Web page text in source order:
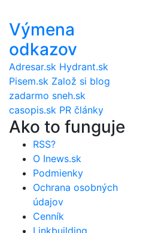
Výmena
odkazov
Adresar.sk Hydrant.sk
Pisem.sk Založ si blog
zadarmo sneh.sk
casopis.sk PR články
Ako to funguje
RSS?
O Inews.sk
Podmienky
Ochrana osobných
údajov
Cenník